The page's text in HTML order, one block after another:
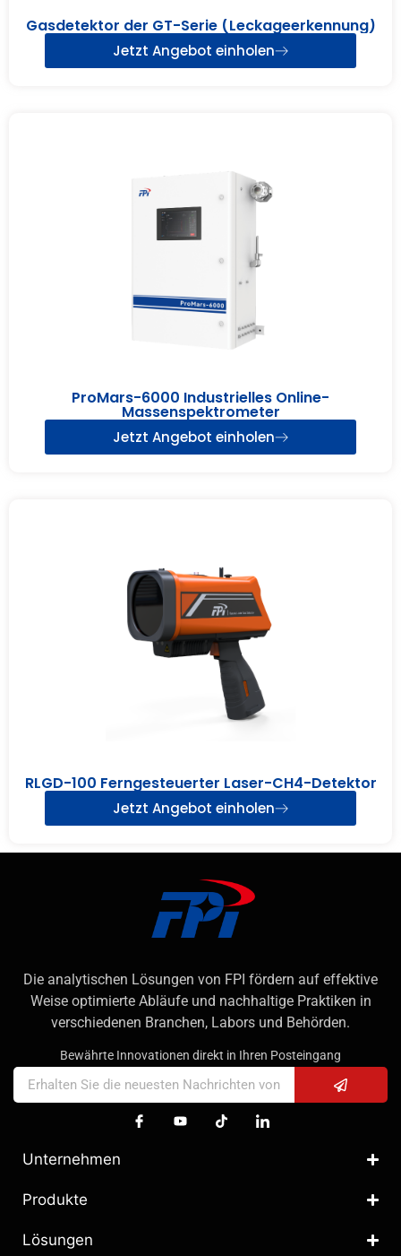
Gasdetektor der GT-Serie (Leckageerkennung)
Jetzt Angebot einholen
ProMars-6000 Industrielles Online-
Massenspektrometer
Jetzt Angebot einholen
RLGD-100 Ferngesteuerter Laser-CH4-Detektor
Jetzt Angebot einholen
Die analytischen Lösungen von FPI fördern auf effektive
Weise optimierte Abläufe und nachhaltige Praktiken in
verschiedenen Branchen, Labors und Behörden.
Bewährte Innovationen direkt in Ihren Posteingang
Unternehmen
Produkte
Lösungen